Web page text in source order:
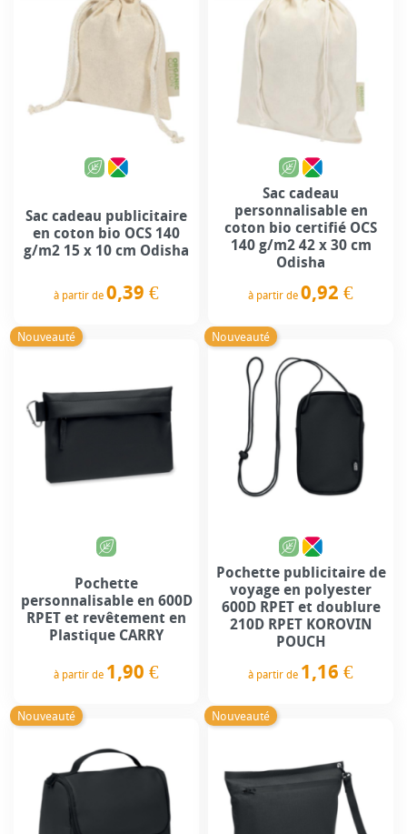
Sac cadeau publicitaire
en coton bio OCS 140
g/m2 15 x 10 cm Odisha
à partir de 0,39 €
Sac cadeau
personnalisable en
coton bio certifié OCS
140 g/m2 42 x 30 cm
Odisha
à partir de 0,92 €
Nouveauté
Pochette
personnalisable en 600D
RPET et revêtement en
Plastique CARRY
à partir de 1,90 €
Nouveauté
Pochette publicitaire de
voyage en polyester
600D RPET et doublure
210D RPET KOROVIN
POUCH
à partir de 1,16 €
Nouveauté Nouveauté